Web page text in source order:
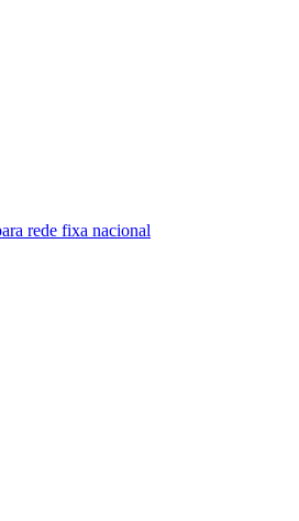
rede fixa nacional